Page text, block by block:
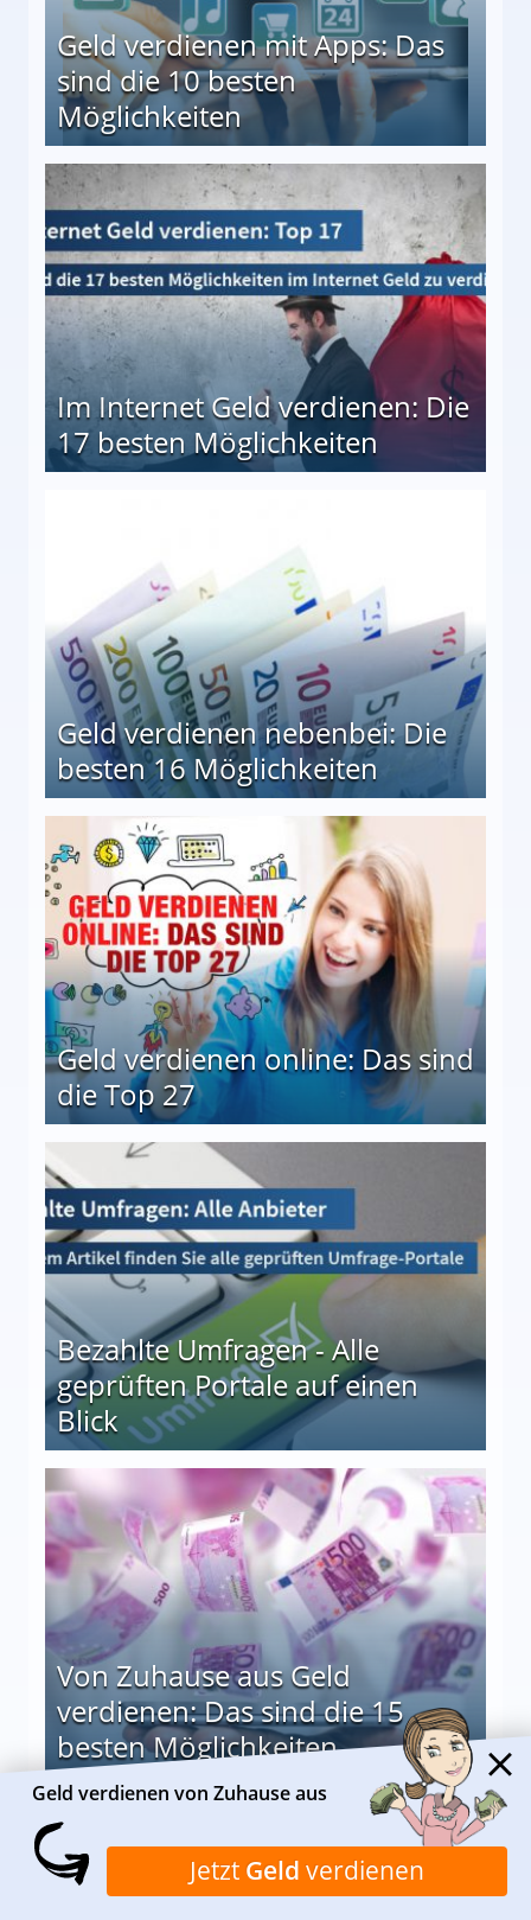
Geld verdienen mit Apps: Das
sind die 10 besten
Möglichkeiten
besten Möglichkeiten
Im Internet Geld verdienen: Die
17 besten Möglichkeiten
Geld verdienen nebenbei: Die
besten 16 Möglichkeiten
Geld verdienen online: Das sind
die Top 27
Bezahlte Umfragen - Alle
geprüften Portale auf einen
Blick
auf einen Blick
Von Zuhause aus Geld
verdienen: Das sind die 15
besten Möglichkeiten
die 15 besten Möglichkeiten
Geld verdienen von Zuhause aus
Jetzt Geld verdienen